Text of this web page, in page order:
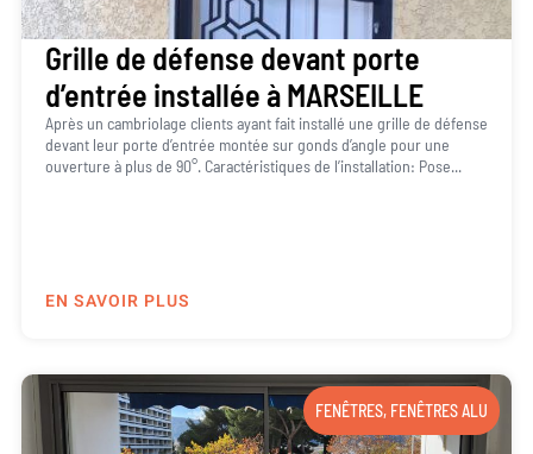
Grille de défense devant porte
d’entrée installée à MARSEILLE
Après un cambriolage clients ayant fait installé une grille de défense
devant leur porte d’entrée montée sur gonds d’angle pour une
ouverture à plus de 90°. Caractéristiques de l’installation: Pose...
EN SAVOIR PLUS
FENÊTRES, FENÊTRES ALU